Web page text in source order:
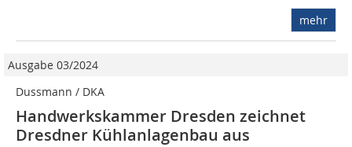
mehr
Ausgabe 03/2024
Dussmann / DKA
Handwerkskammer Dresden zeichnet
Dresdner Kühlanlagenbau aus